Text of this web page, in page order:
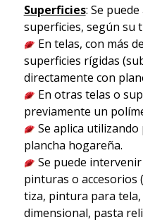
Superficies: Se
superficies, según su
En telas, con más
superficies rígidas
directamente con
En otras telas o
previamente un
Se aplica
plancha hogareña.
Se puede
pinturas o accesorios
tiza, pintura para tela,
dimensional, pasta